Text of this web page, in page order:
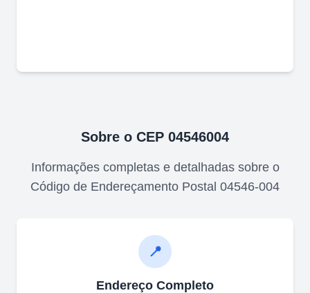
Sobre o CEP 04546004
Informações completas e detalhadas sobre o
Código de Endereçamento Postal 04546-004
📍
Endereço Completo